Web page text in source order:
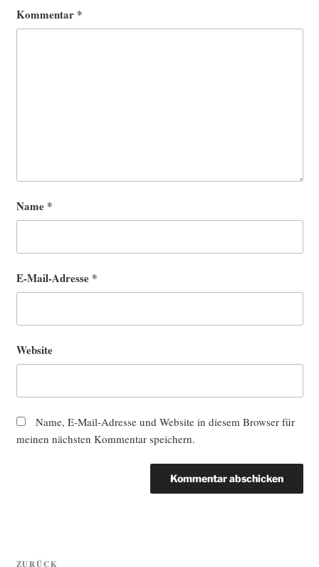
Kommentar *
Name *
E-Mail-Adresse *
Website
Name, E-Mail-Adresse und Website in diesem Browser für
meinen nächsten Kommentar speichern.
Beitragsnavigation
ZURÜCK